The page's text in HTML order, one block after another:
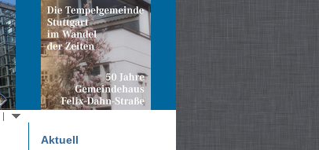
Aktuell